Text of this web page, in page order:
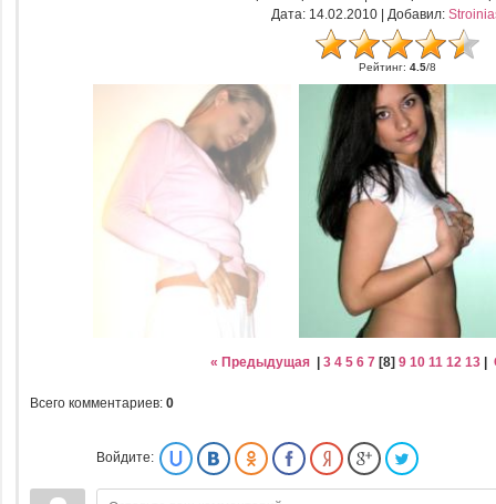
Дата: 14.02.2010 | Добавил:
Рейтинг: 4.5/8
« Предыдущая| 3 4 5 6 7[8] 9 10 11 12 13|
Всего комментариев: 0
Войдите: